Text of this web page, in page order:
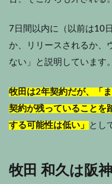
7日間以内に（以前は10
か、リリースされるか、
ない」と説明しています。
牧田は2年契約だが、「
契約が残っていることを
する可能性は低い」
とし
牧田 和久は阪